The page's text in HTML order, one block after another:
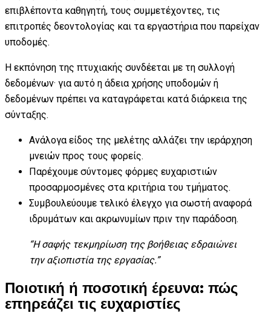
επιβλέποντα καθηγητή, τους συμμετέχοντες, τις
επιτροπές δεοντολογίας και τα εργαστήρια που παρείχαν
υποδομές.
Η εκπόνηση της πτυχιακής συνδέεται με τη συλλογή
δεδομένων· για αυτό η άδεια χρήσης υποδομών ή
δεδομένων πρέπει να καταγράφεται κατά διάρκεια της
σύνταξης.
Ανάλογα είδος της μελέτης αλλάζει την ιεράρχηση
μνειών προς τους φορείς.
Παρέχουμε σύντομες φόρμες ευχαριστιών
προσαρμοσμένες στα κριτήρια του τμήματος.
Συμβουλεύουμε τελικό έλεγχο για σωστή αναφορά
ιδρυμάτων και ακρωνυμίων πριν την παράδοση.
“Η σαφής τεκμηρίωση της βοήθειας εδραιώνει
την αξιοπιστία της εργασίας.”
Ποιοτική ή ποσοτική έρευνα: πώς
επηρεάζει τις ευχαριστίες